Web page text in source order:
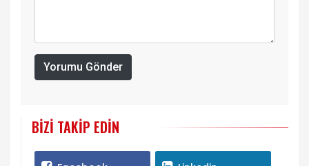
Yorumu Gönder
BIZI TAKIP EDIN